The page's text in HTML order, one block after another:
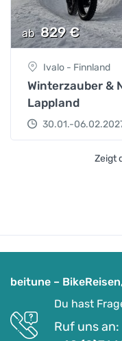
ab 829€
Ivalo - Finnland
Winterzauber &
Lappland
30.01.-
Zeigt
beitune –
Du hast
Ruf uns an: